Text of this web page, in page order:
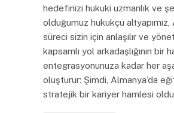
hedefinizi hukuki uzmanlık ve
olduğumuz hukukçu
süreci sizin için anlaşılır ve
kapsamlı yol arkadaşlığının bir
entegrasyonunuza kadar her
oluşturur: Şimdi, Almanya’da
stratejik bir kariyer hamlesi